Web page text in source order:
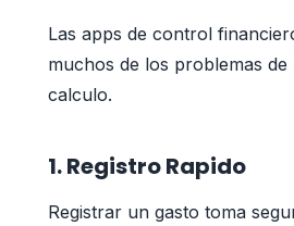
Las apps de control
muchos de los problemas de
calculo.
1. Registro Rapido
Registrar un gasto toma